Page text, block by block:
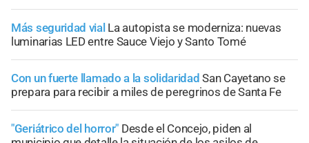
Más seguridad vial La autopista se moderniza: nuevas
luminarias LED entre Sauce Viejo y Santo Tomé
Con un fuerte llamado a la solidaridad San Cayetano se
prepara para recibir a miles de peregrinos de Santa Fe
"Geriátrico del horror" Desde el Concejo, piden al